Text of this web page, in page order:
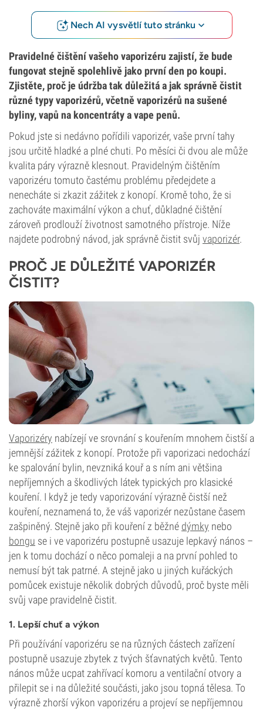
Nech AI vysvětlí tuto stránku
Pravidelné čištění vašeho vaporizéru zajistí, že bude
fungovat stejně spolehlivě jako první den po koupi.
Zjistěte, proč je údržba tak důležitá a jak správně čistit
různé typy vaporizérů, včetně vaporizérů na sušené
byliny, vapů na koncentráty a vape penů.
Pokud jste si nedávno pořídili vaporizér, vaše první tahy
jsou určitě hladké a plné chuti. Po měsíci či dvou ale může
kvalita páry výrazně klesnout. Pravidelným čištěním
vaporizéru tomuto častému problému předejdete a
nenecháte si zkazit zážitek z konopí. Kromě toho, že si
zachováte maximální výkon a chuť, důkladné čištění
zároveň prodlouží životnost samotného přístroje. Níže
najdete podrobný návod, jak správně čistit svůj vaporizér.
PROČ JE DŮLEŽITÉ VAPORIZÉR
ČISTIT?
Vaporizéry nabízejí ve srovnání s kouřením mnohem čistší a
jemnější zážitek z konopí. Protože při vaporizaci nedochází
ke spalování bylin, nevzniká kouř a s ním ani většina
nepříjemných a škodlivých látek typických pro klasické
kouření. I když je tedy vaporizování výrazně čistší než
kouření, neznamená to, že váš vaporizér nezůstane časem
zašpiněný. Stejně jako při kouření z běžné dýmky nebo
bongu se i ve vaporizéru postupně usazuje lepkavý nános –
jen k tomu dochází o něco pomaleji a na první pohled to
nemusí být tak patrné. A stejně jako u jiných kuřáckých
pomůcek existuje několik dobrých důvodů, proč byste měli
svůj vape pravidelně čistit.
1. Lepší chuť a výkon
Při používání vaporizéru se na různých částech zařízení
postupně usazuje zbytek z tvých šťavnatých květů. Tento
nános může ucpat zahřívací komoru a ventilační otvory a
přilepit se i na důležité součásti, jako jsou topná tělesa. To
výrazně zhorší výkon vaporizéru a projeví se nepříjemnou